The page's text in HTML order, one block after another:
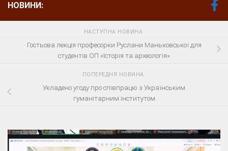
НОВИНИ:
НАСТУПНА НОВИНА
Гостьова лекція професорки Руслани Маньковської для
студентів ОП «Історія та археологія»
ПОПЕРЕДНЯ НОВИНА
Укладено угоду про співпрацю з Українським
гуманітарним інститутом